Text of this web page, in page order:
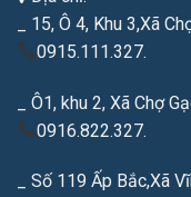
_ 15, Ô 4, Khu 3,Xã
0915.111.327.
_ Ô1, khu 2, Xã Chợ
0916.822.327.
_ Số 119 Ấp Bắc,Xã